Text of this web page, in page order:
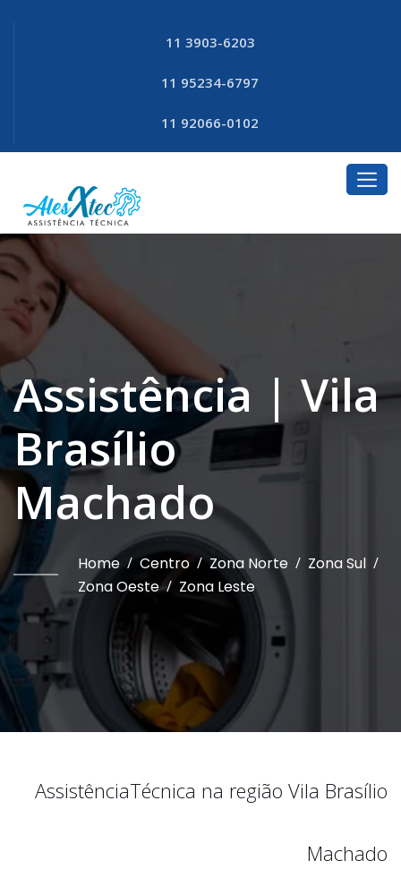
11 3903-6203
11 95234-6797
11 92066-0102
Assistência | Vila
Brasílio
Machado
Home / Centro / Zona Norte / Zona Sul /
Zona Oeste / Zona Leste
AssistênciaTécnica na região Vila Brasílio
Machado